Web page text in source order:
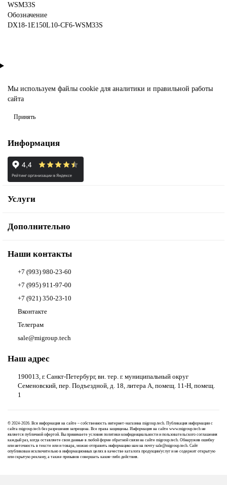
WSM33S
Обозначение
DX18-1E150L10-CF6-WSM33S
Мы используем файлы cookie для аналитики и правильной работы
сайта
Принять
Информация
Услуги
Дополнительно
Наши контакты
+7 (993) 980-23-60
+7 (995) 911-97-00
+7 (921) 350-23-10
Вконтакте
Телеграм
sale@migroup.tech
Наш адрес
190013, г. Санкт-Петербург, вн. тер. г. муниципальный округ
Семеновский, пер. Подъездной, д. 18, литера А, помещ. 11-Н, помещ.
1
© 2024-2026. Вся информация на сайте – собственность интернет-магазина migroup.tech. Публикация информации с
сайта migroup.tech без разрешения запрещена. Все права защищены. Информация на сайте www.migroup.tech не
является публичной офертой. Вы принимаете условия политики конфиденциальности и пользовательского соглашения
каждый раз, когда оставляете свои данные в любой форме обратной связи на сайте migroup.tech. Обнаружив ошибку
или неточность в тексте или и товара, можно отправить информацию нам на почту sale@migroup.tech. Сайт
опубликован исключительно в информационных целях в качестве каталога продукции/услуг и не содержит открытую
или скрытую рекламу, а также призывов совершать какие-либо действия.